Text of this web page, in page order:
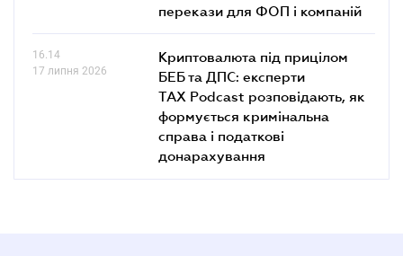
перекази для ФОП і компаній
16.14
17 липня 2026
Криптовалюта під прицілом
БЕБ та ДПС: експерти
TAX Podcast розповідають, як
формується кримінальна
справа і податкові
донарахування